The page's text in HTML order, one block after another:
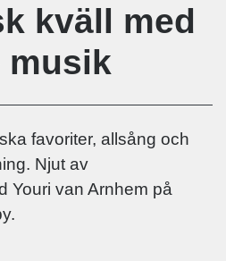
kväll med
musik
favoriter, allsång och
Njut av
Youri van Arnhem på